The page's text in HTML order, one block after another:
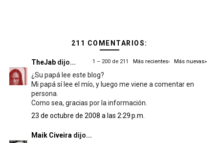
211 COMENTARIOS:
1 – 200 de 211Más recientes› Más nuevas»
TheJabdijo...
¿Su papá lee este blog?
Mi papá sí lee el mío, y luego me viene a comentar en
persona.
Como sea, gracias por la información.
23 de octubre de 2008 a las 2:29 p.m.
Maik Civeira dijo...